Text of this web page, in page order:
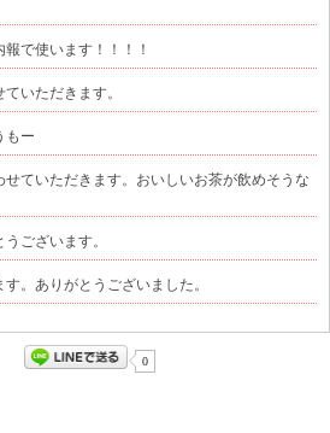
で使います！！！！
いただきます。
もー
ていただきます。おいしいお茶が飲めそうな
ございます。
。ありがとうございました。
0